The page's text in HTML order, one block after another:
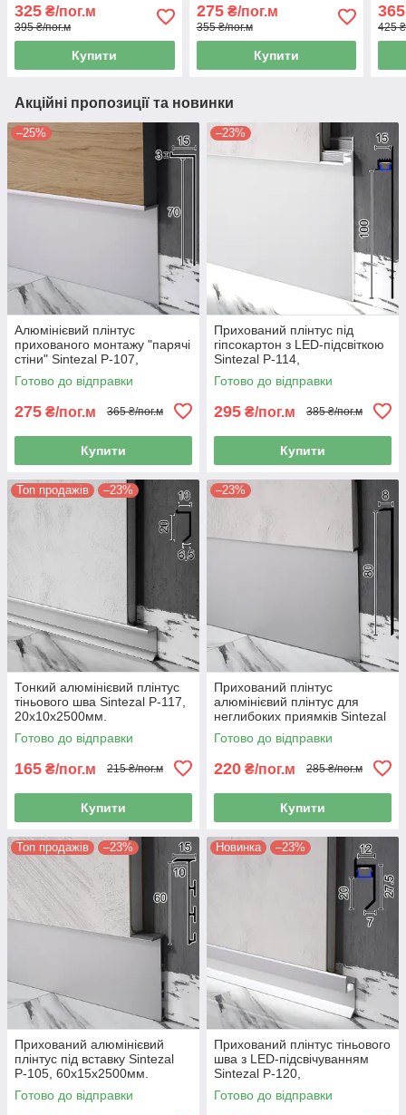
325 ₴/пог.м
395 ₴/пог.м
Купити
275₴/пог.м
355 ₴/пог.м
Купити
365
425
Акційні пропозиції та новинки
–25%
Алюмінієвий плінтус
прихованого монтажу "парячі
стіни" Sintezal P-107,
70х15х2500мм.
Готово до відправки
275 ₴/пог.м 365 ₴/пог.м
Купити
–23%
Прихований плінтус під
гіпсокартон з LED-підсвіткою
Sintezal P-114,
100х15х2500мм. Без
покриття.
Готово до відправки
295 ₴/пог.м 385 ₴/пог.м
Купити
Топ продажів –23%
Тонкий алюмінієвий плінтус
тіньового шва Sintezal P-117,
20х10х2500мм.
Готово до відправки
165 ₴/пог.м 215 ₴/пог.м
Купити
–23%
Прихований плінтус
алюмінієвий плінтус для
неглибоких приямків Sintezal
Р-118, 80х8х2500мм. Без
покриття
Готово до відправки
220 ₴/пог.м 285 ₴/пог.м
Купити
Топ продажів –23%
Прихований алюмінієвий
плінтус під вставку Sintezal
Р-105, 60х15х2500мм.
Готово до відправки
Новинка –23%
Прихований плінтус тіньового
шва з LED-підсвічуванням
Sintezal P-120,
20х12х2500мм.
Готово до відправки